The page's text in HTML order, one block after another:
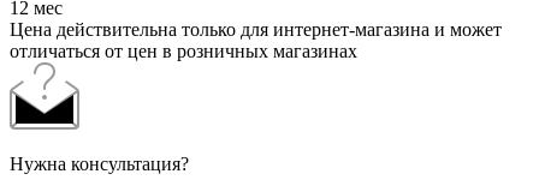
12 мес
Цена действительна только для интернет-магазина и может
отличаться от цен в розничных магазинах
Нужна консультация?